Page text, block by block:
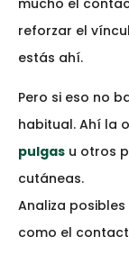
reforzar el
estás ahí.
Pero si eso no
habitual. Ahí la
pulgas u otros
cutáneas.
Analiza
como el